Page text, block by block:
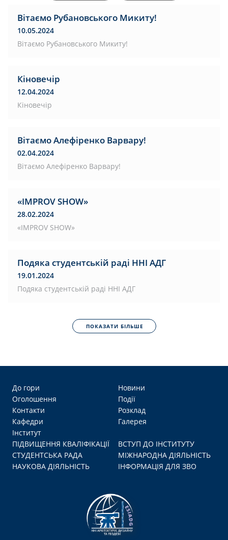
Вітаємо Рубановського Микиту!
10.05.2024
Вітаємо Рубановського Микиту!
Кіновечір
12.04.2024
Кіновечір
Вітаємо Алефіренко Варвару!
02.04.2024
Вітаємо Алефіренко Варвару!
«IMPROV SHOW»
28.02.2024
«IMPROV SHOW»
Подяка студентській раді ННІ АДГ
19.01.2024
Подяка студентській раді ННІ АДГ
ПОКАЗАТИ БІЛЬШЕ
До гори
Новини
Оголошення
Події
Контакти
Розклад
Кафедри
Галерея
Інститут
ПІДВИЩЕННЯ КВАЛІФІКАЦІЇ
ВСТУП ДО ІНСТИТУТУ
СТУДЕНТСЬКА РАДА
МІЖНАРОДНА ДІЯЛЬНІСТЬ
НАУКОВА ДІЯЛЬНІСТЬ
ІНФОРМАЦІЯ ДЛЯ ЗВО